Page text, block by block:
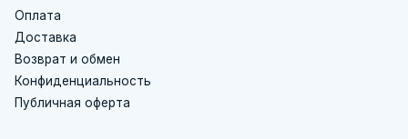
Оплата
Доставка
Возврат и обмен
Конфиденциальность
Публичная оферта